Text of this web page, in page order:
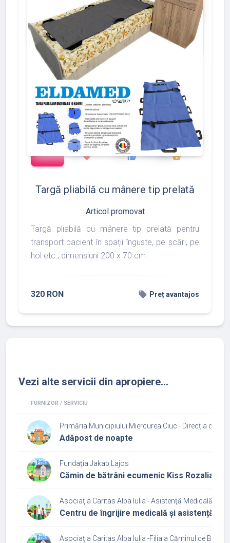
add_shopping_cart 288
favorite thumb_up
783
shopping_basket
Targă pliabilă cu mânere tip prelată
Articol promovat
Targă pliabilă cu mânere tip prelată pentru
transport pacient în spații înguste, pe scări, pe
hol etc., dimensiuni 200 x 70 cm
320 RON local_offer Preț avantajos
Vezi alte servicii din apropiere...
FURNIZOR / SERVICIU
Primăria Municipiului Miercurea Ciuc - Direcția de
Adăpost de noapte
Fundaţia Jakab Lajos
Cămin de bătrâni ecumenic Kiss Rozalia
Asociaţia Caritas Alba Iulia - Asistenţă Medicală şi
Centru de îngrijire medicală și asistență
Asociaţia Caritas Alba Iulia -Filiala Căminul de